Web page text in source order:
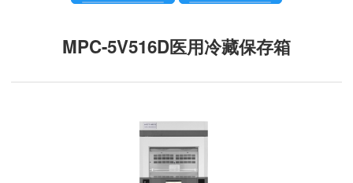
MPC-5V516D医用冷藏保存箱